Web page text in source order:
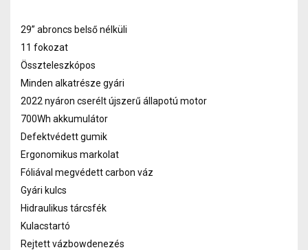
29” abroncs belső nélküli
11 fokozat
Összteleszkópos
Minden alkatrésze gyári
2022 nyáron cserélt újszerű állapotú motor
700Wh akkumulátor
Defektvédett gumik
Ergonomikus markolat
Fóliával megvédett carbon váz
Gyári kulcs
Hidraulikus tárcsfék
Kulacstartó
Rejtett vázbowdenezés